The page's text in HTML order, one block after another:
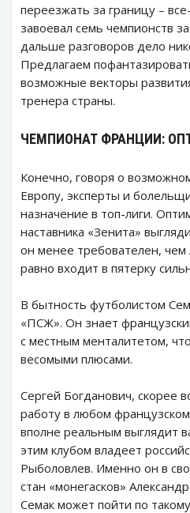
переезжать за границу –
завоевал семь чемпионств
дальше разговоров дело
Предлагаем
возможные векторы
тренера страны.
ЧЕМПИОНАТ ФРАНЦИИ:
Конечно, говоря о
Европу, эксперты и
назначение в топ-лиги.
наставника «Зенита»
он менее требователен,
равно входит в пятерку
В бытность футболистом
«ПСЖ». Он знает
с местным менталитетом,
весомыми плюсами.
Сергей Богданович, скорее
работу в любом
вполне реальным выглядит
этим клубом владеет
Рыболовлев. Именно он в
стан «монегасков»
Семак может пойти по